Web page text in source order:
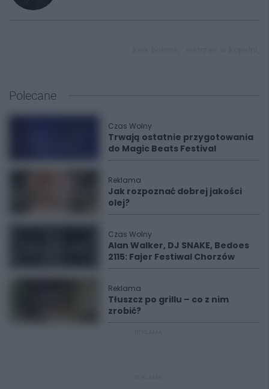
Polecane
Czas Wolny
Trwają ostatnie przygotowania
do Magic Beats Festival
Reklama
Jak rozpoznać dobrej jakości
olej?
Czas Wolny
Alan Walker, DJ SNAKE, Bedoes
2115: Fajer Festiwal Chorzów
Reklama
Tłuszcz po grillu – co z nim
zrobić?